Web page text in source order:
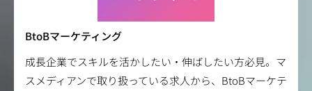
BtoBマーケティング
成長企業でスキルを活かしたい・伸ばしたい方必見。マ
スメディアンで取り扱っている求人から、BtoBマーケテ